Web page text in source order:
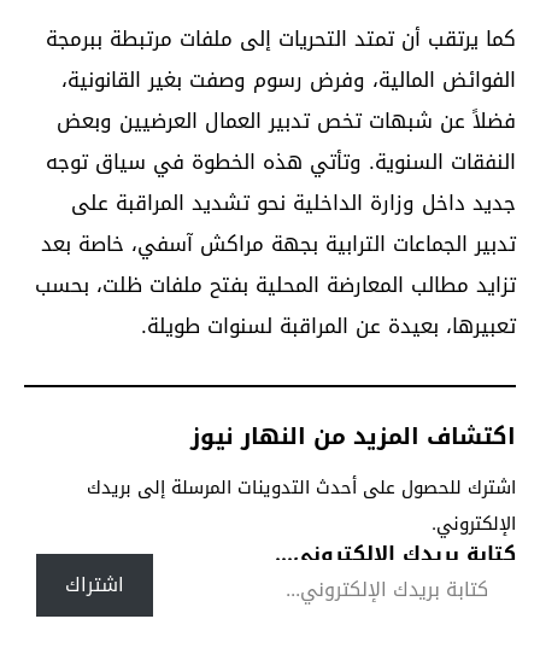
كما يرتقب أن تمتد التحريات إلى ملفات مرتبطة ببرمجة
الفوائض المالية، وفرض رسوم وصفت بغير القانونية،
فضلاً عن شبهات تخص تدبير العمال العرضيين وبعض
النفقات السنوية. وتأتي هذه الخطوة في سياق توجه
جديد داخل وزارة الداخلية نحو تشديد المراقبة على
تدبير الجماعات الترابية بجهة مراكش آسفي، خاصة بعد
تزايد مطالب المعارضة المحلية بفتح ملفات ظلت، بحسب
تعبيرها، بعيدة عن المراقبة لسنوات طويلة.
اكتشاف المزيد من النهار نيوز
اشترك للحصول على أحدث التدوينات المرسلة إلى بريدك
الإلكتروني.
كتابة بريدك الإلكتروني...
اشتراك